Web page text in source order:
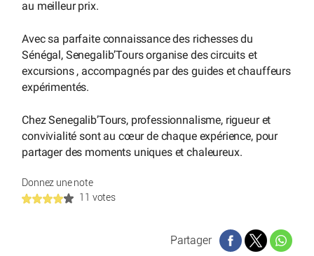
au meilleur prix.
Avec sa parfaite connaissance des richesses du
Sénégal, Senegalib’Tours organise des circuits et
excursions , accompagnés par des guides et chauffeurs
expérimentés.
Chez Senegalib’Tours, professionnalisme, rigueur et
convivialité sont au cœur de chaque expérience, pour
partager des moments uniques et chaleureux.
Donnez une note
11 votes
Partager